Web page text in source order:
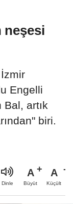
neşesi
Engelli
artık
biri.
Dinle
A
Büyüt
A
Küçült